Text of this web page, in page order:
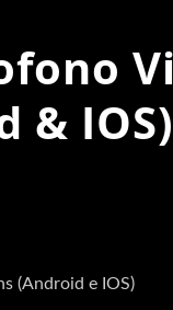
& IOS)
(Android e IOS)